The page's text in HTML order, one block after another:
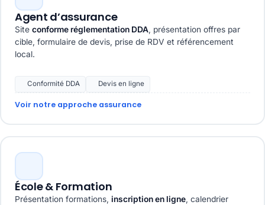
Agent d’assurance
Site conforme réglementation DDA, présentation offres par
cible, formulaire de devis, prise de RDV et référencement
local.
Conformité DDA Devis en ligne
Voir notre approche assurance
École & Formation
Présentation formations, inscription en ligne, calendrier